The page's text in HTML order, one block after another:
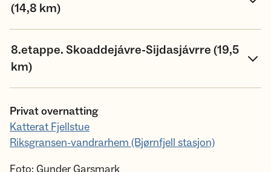
(14,8 km)
8.etappe. Skoaddejávre-Sijdasjávrre (19,5
km)
Privat overnatting
Katterat Fjellstue
Riksgransen-vandrarhem (Bjørnfjell stasjon)